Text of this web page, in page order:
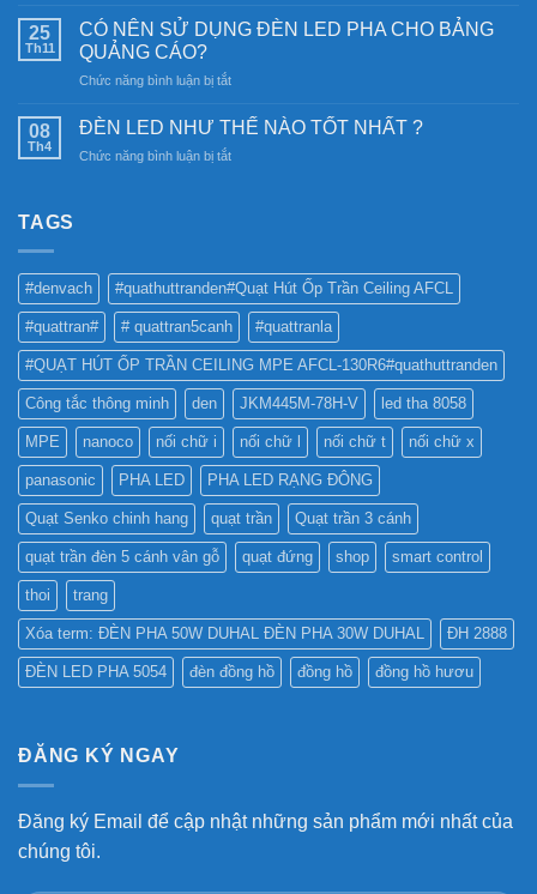
Khám
nghệ
sáng
sao
Đèn
Nam
6SS-
25
Th11
CÓ NÊN SỬ DỤNG ĐÈN LED PHA CHO BẢNG
QUẢNG CÁO?
Chức năng bình luận bị tắtở
NÊN
DỤNG
QUẢNG
CÁO?
08
Th4
ĐÈN LED NHƯ THẾ NÀO TỐT NHẤT ?
Chức năng bình luận bị tắtở
TỐT
NHẤT
?
TAGS
#denvach #quathuttranden#Quạt Hút Ốp Trần Ceiling AFCL
#quattran# # quattran5canh #quattranla
#QUẠT HÚT ỐP TRẦN CEILING MPE AFCL-130R6#quathuttranden
Công tắc thông minh den JKM445M-78H-V led tha 8058
MPE nanoco nối chữ i nối chữ l nối chữ t nối chữ x
panasonic PHA LED PHA LED RẠNG ĐÔNG
Quạt Senko chinh hang quạt trần Quạt trần 3 cánh
quạt trần đèn 5 cánh vân gỗ quạt đứng shop smart control
thoi trang
Xóa term: ĐÈN PHA 50W DUHAL ĐÈN PHA 30W DUHAL ĐH 2888
ĐÈN LED PHA 5054 đèn đồng hồ đồng hồ đồng hồ hươu
ĐĂNG KÝ NGAY
Đăng ký Email để cập nhật những sản phẩm mới nhất của
chúng tôi.